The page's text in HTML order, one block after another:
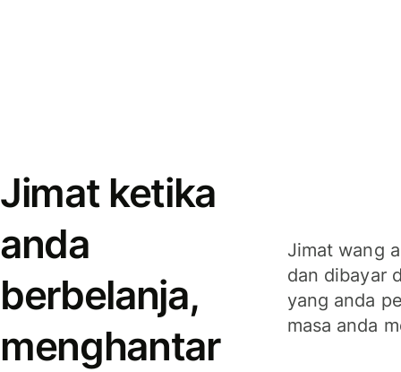
Jimat ketika
anda
berbelanja,
menghantar
Jimat wang
dan dibayar
yang anda
masa anda